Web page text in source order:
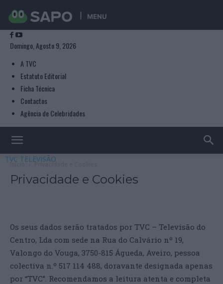
MENU
Domingo, Agosto 9, 2026
A TVC
Estatuto Editorial
Ficha Técnica
Contactos
Agência de Celebridades
TVC TELEVISÃO
Início Privacidade e Cookies
Privacidade e Cookies
Os seus dados serão tratados por TVC – Televisão do
Centro, Lda com sede na Rua do Calvário nº 19,
Valongo do Vouga, 3750-815 Águeda, Aveiro, pessoa
colectiva n.º 517 114 488, doravante designada apenas
por “TVC”. Recomendamos a leitura atenta e completa